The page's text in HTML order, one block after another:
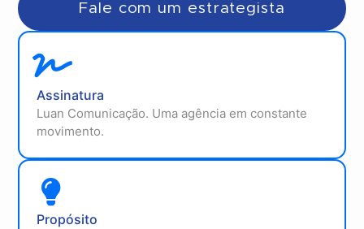
Fale com um estrategista
Assinatura
Luan Comunicação. Uma agência em constante
movimento.
Propósito